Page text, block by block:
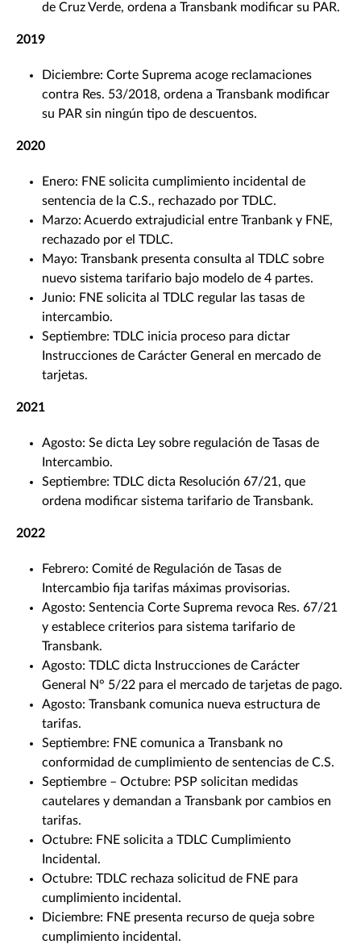
de Cruz Verde, ordena a Transbank modificar su PAR.
2019
Diciembre: Corte Suprema acoge reclamaciones
contra Res. 53/2018, ordena a Transbank modificar
su PAR sin ningún tipo de descuentos.
2020
Enero: FNE solicita cumplimiento incidental de
sentencia de la C.S., rechazado por TDLC.
Marzo: Acuerdo extrajudicial entre Tranbank y FNE,
rechazado por el TDLC.
Mayo: Transbank presenta consulta al TDLC sobre
nuevo sistema tarifario bajo modelo de 4 partes.
Junio: FNE solicita al TDLC regular las tasas de
intercambio.
Septiembre: TDLC inicia proceso para dictar
Instrucciones de Carácter General en mercado de
tarjetas.
2021
Agosto: Se dicta Ley sobre regulación de Tasas de
Intercambio.
Septiembre: TDLC dicta Resolución 67/21, que
ordena modificar sistema tarifario de Transbank.
2022
Febrero: Comité de Regulación de Tasas de
Intercambio fija tarifas máximas provisorias.
Agosto: Sentencia Corte Suprema revoca Res. 67/21
y establece criterios para sistema tarifario de
Transbank.
Agosto: TDLC dicta Instrucciones de Carácter
General N° 5/22 para el mercado de tarjetas de pago.
Agosto: Transbank comunica nueva estructura de
tarifas.
Septiembre: FNE comunica a Transbank no
conformidad de cumplimiento de sentencias de C.S.
Septiembre – Octubre: PSP solicitan medidas
cautelares y demandan a Transbank por cambios en
tarifas.
Octubre: FNE solicita a TDLC Cumplimiento
Incidental.
Octubre: TDLC rechaza solicitud de FNE para
cumplimiento incidental.
Diciembre: FNE presenta recurso de queja sobre
cumplimiento incidental.